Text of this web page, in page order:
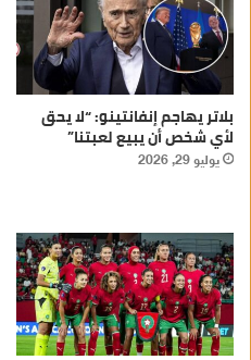
بلاتر يهاجم إنفانتينو: “لا يحق
لأي شخص أن يبيع لعبتنا”
يوليو 29, 2026